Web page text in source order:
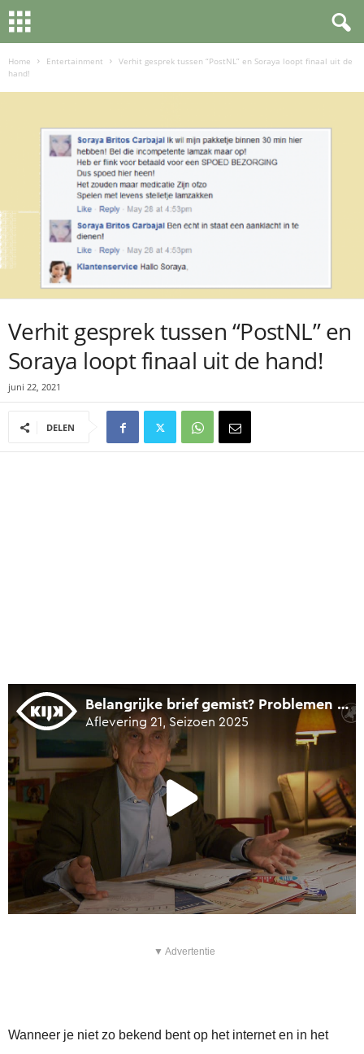
Home Entertainment
Verhit gesprek tussen “PostNL” en Soraya loopt finaal uit de
hand!
Verhit gesprek tussen “PostNL” en
Soraya loopt finaal uit de hand!
juni 22, 2021
DELEN
▼ Advertentie
Wanneer je niet zo bekend bent op het internet en in het